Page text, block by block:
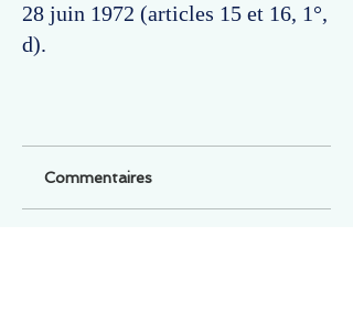
28 juin 1972 (articles 15 et 16, 1°,
d).
Commentaires